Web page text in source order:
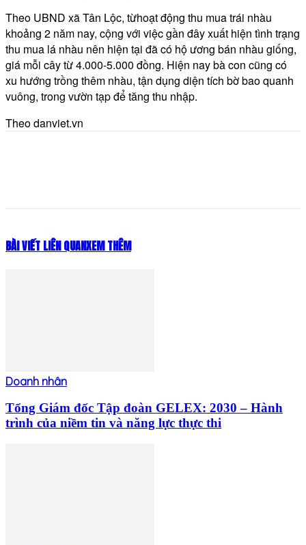
Theo UBND xã Tân Lộc, từhoạt động thu mua trái nhàu
khoảng 2 năm nay, cộng với việc gần đây xuất hiện tình trạng
thu mua lá nhàu nên hiện tại đã có hộ ương bán nhàu giống,
giá mỗi cây từ 4.000-5.000 đồng. Hiện nay bà con cũng có
xu hướng trồng thêm nhàu, tận dụng diện tích bờ bao quanh
vuông, trong vườn tạp để tăng thu nhập.
Theo danviet.vn
BÀI VIẾT LIÊN QUANXEM THÊM
Doanh nhân
Tổng Giám đốc Tập đoàn GELEX: 2030 – Hành
trình của niềm tin và năng lực thực thi